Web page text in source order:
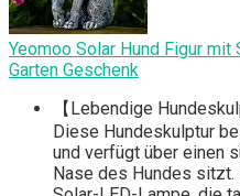
Yeomoo Solar Hund Figur
Garten Geschenk
【Lebendige
Diese Hundeskulptur
und verfügt über einen
Nase des Hundes